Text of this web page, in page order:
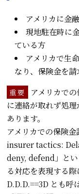
アメリカに金
現地駐在時に
ている方
アメリカで生
なり、保険金を
重要
アメリカで
に連絡が取れず処
あります。
アメリカでの保険
insurer tactics:
deny, defend」と
る対応を表現する
D.D.D.==3D とも呼